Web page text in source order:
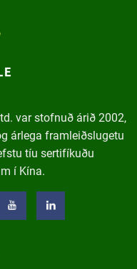
var stofnuð árið 2002,
árlega framleiðslugetu
tíu sertifíkuðu
í Kína.